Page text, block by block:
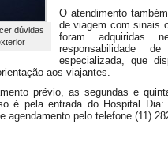
dúvidas
O atendimento
de viagem com sinais
foram adquiridas
responsabilidade
especializada, que
aos viajantes.
prévio, as segundas e
é pela entrada do Hospital
pelo telefone (11)